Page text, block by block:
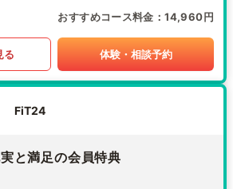
おすすめコース料金 14,960円
る 体験・相談予約
FiT24
と満足の会員特典